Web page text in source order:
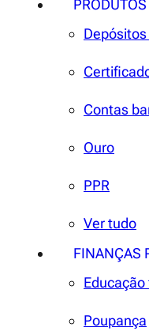
Contas
Ouro
PPR
Ver tudo
FINANÇAS
Poupança